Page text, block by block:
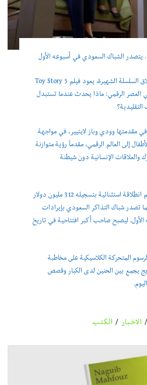
يتصدر الشباك السعودي في أسبوعه الأول
بعد أكثر من ثلاثة عقود على انطلاق السلسلة الشهيرة، يعود فيلم Toy Story 5
العصر الرقمي: ماذا يحدث عندما تستبدل
مقدمتها وودي وباز لايتيير، في مواجهة
إلى العالم الرقمي، مقدماً رؤية متوازنة
والعلاقات الإنسانية دون شيطنة
وعلى صعيد الإيرادات، حقق الفيلم انطلاقة استثنائية بتسجيله 312 مليون دولار
تصدر شباك التذاكر السعودي بإيرادات
الأول، ليصبح صاحب أكبر افتتاحية في تاريخ
المتحركة الكلاسيكية على مخاطبة
يجمع بين الحنين لدى الكبار وقصص
/ الاخبار / الكتب